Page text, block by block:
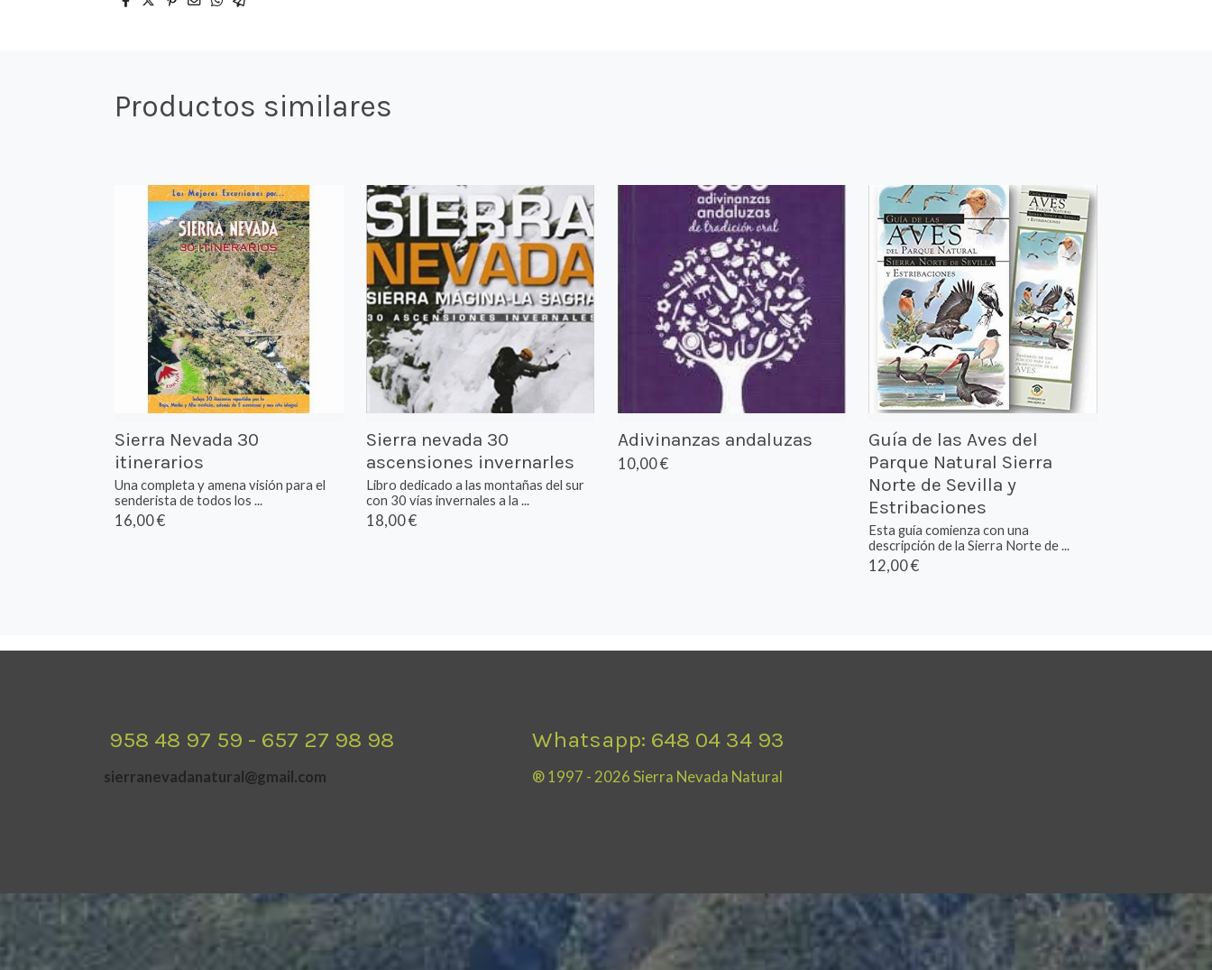
Productos similares
Sierra Nevada 30
itinerarios
Una completa y amena visión para el
senderista de todos los ...
16,00 €
Sierra nevada 30
ascensiones invernarles
Libro dedicado a las montañas del sur
con 30 vías invernales a la ...
18,00 €
Adivinanzas andaluzas
10,00 €
Guía de las Aves del
Parque Natural Sierra
Norte de Sevilla y
Estribaciones
Esta guía comienza con una
descripción de la Sierra Norte de ...
12,00 €
958 48 97 59 - 657 27 98 98
sierranevadanatural@gmail.com
Whatsapp: 648 04 34 93
® 1997 - 2026 Sierra Nevada Natural